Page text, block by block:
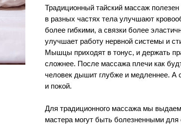
Традиционный тайский массаж
в разных частях тела улучшают
более гибкими, а связки более
улучшает работу нервной системы и
Мышцы приходят в тонус, и держать
сложнее. После массажа плечи как
человек дышит глубже и медленнее. А
и покой.
Для традиционного массажа мы
мастера могут быть болезненными